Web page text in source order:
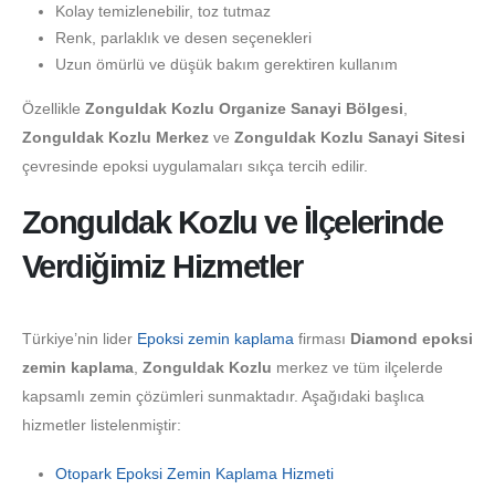
Kolay temizlenebilir, toz tutmaz
Renk, parlaklık ve desen seçenekleri
Uzun ömürlü ve düşük bakım gerektiren kullanım
Özellikle Zonguldak Kozlu Organize Sanayi Bölgesi
Zonguldak Kozlu Merkez ve Zonguldak Kozlu Sanayi Sitesi
çevresinde epoksi uygulamaları sıkça tercih edilir.
Zonguldak Kozlu ve İlçelerinde
Verdiğimiz Hizmetler
Türkiye’nin lider Epoksi zemin kaplama firması Diamond epoksi
zemin kaplama, Zonguldak Kozlu merkez ve tüm ilçelerde
kapsamlı zemin çözümleri sunmaktadır. Aşağıdaki başlıca
hizmetler listelenmiştir:
Otopark Epoksi Zemin Kaplama Hizmeti